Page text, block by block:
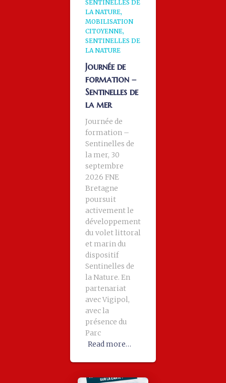
SENTINELLES DE
LA NATURE
MOBILISATION
CITOYENNE
SENTINELLES DE
LA NATURE
Journée de
formation –
Sentinelles de
la mer
Journée de
formation –
Sentinelles de
la mer, 30
septembre
2026 FNE
Bretagne
poursuit
activement le
développement
du volet littoral
et marin du
dispositif
Sentinelles de
la Nature. En
partenariat
avec Vigipol,
avec la
présence du
Parc
Read more…